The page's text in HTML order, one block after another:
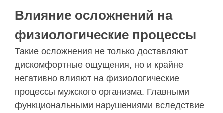
Влияние осложнений на
физиологические процессы
Такие осложнения не только доставляют
дискомфортные ощущения, но и крайне
негативно влияют на физиологические
процессы мужского организма. Главными
функциональными нарушениями вследствие